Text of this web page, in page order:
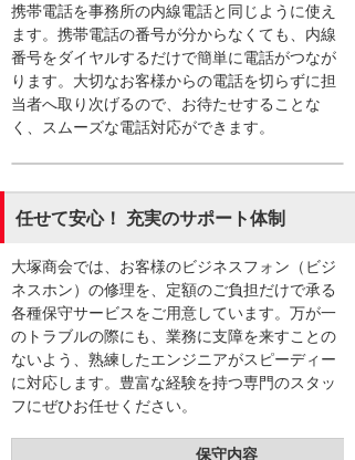
携帯電話を事務所の内線電話と同じように使え
ます。携帯電話の番号が分からなくても、内線
番号をダイヤルするだけで簡単に電話がつなが
ります。大切なお客様からの電話を切らずに担
当者へ取り次げるので、お待たせすることな
く、スムーズな電話対応ができます。
任せて安心！ 充実のサポート体制
大塚商会では、お客様のビジネスフォン（ビジ
ネスホン）の修理を、定額のご負担だけで承る
各種保守サービスをご用意しています。万が一
のトラブルの際にも、業務に支障を来すことの
ないよう、熟練したエンジニアがスピーディー
に対応します。豊富な経験を持つ専門のスタッ
フにぜひお任せください。
保守内容